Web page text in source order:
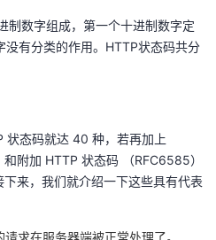
制数字组成，第一个十进制数字定
没有分类的作用。HTTP状态码共分
状态码就达 40 种，若再加上
附加 HTTP 状态码 （RFC6585）
来，我们就介绍一下这些具有代表
求在服务器端被正常处理了。